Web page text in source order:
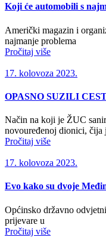
Koji će automobili s
Američki magazin i
najmanje problema
Pročitaj više
17. kolovoza 2023.
OPASNO SUZILI
Način na koji je ŽUC
novouređenoj dionici, čija
Pročitaj više
17. kolovoza 2023.
Evo kako su dvoje
Općinsko državno
prijevare u
Pročitaj više